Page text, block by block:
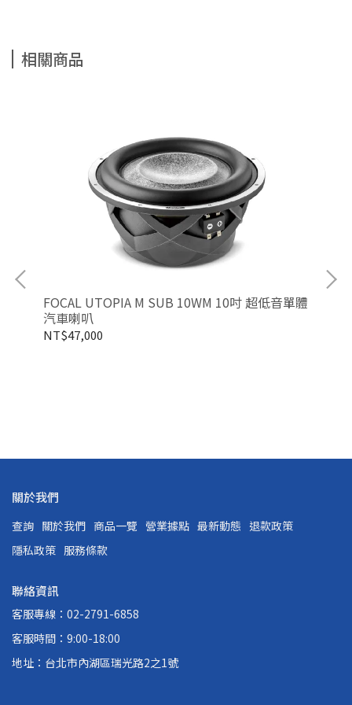
相關商品
FOCAL UTOPIA M SUB 10WM 10吋 超低音單體
汽車喇叭
NT$47,000
關於我們
查詢 關於我們 商品一覽 營業據點 最新動態 退款政策
隱私政策 服務條款
聯絡資訊
客服專線：02-2791-6858
客服時間：9:00-18:00
地址：台北市內湖區瑞光路2之1號